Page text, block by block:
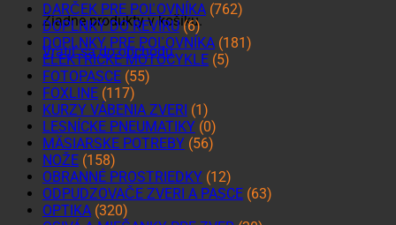
Žiadne produkty v košíku.
Vrátiť sa do obchodu
DARČEK PRE POĽOVNÍKA (762)
DOPLNKY DO REVÍRU (6)
DOPLNKY PRE POĽOVNÍKA (181)
ELEKTRICKÉ MOTOCYKLE (5)
FOTOPASCE (55)
FOXLINE (117)
KURZY VÁBENIA ZVERI (1)
LESNÍCKE PNEUMATIKY (0)
MÄSIARSKE POTREBY (56)
NOŽE (158)
OBRANNÉ PROSTRIEDKY (12)
ODPUDZOVAČE ZVERI A PASCE (63)
OPTIKA (320)